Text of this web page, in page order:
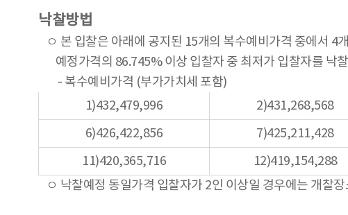
낙찰방법
ㅇ 본 입찰은 아래에 공지된 15개의 복수예비가격 중에서 4
예정가격의 86.745% 이상 입찰자 중 최저가 입찰자를 낙
- 복수예비가격 (부가가치세 포함)
1)432,479,996
2)431,268,568
6)426,422,856
7)425,211,428
11)420,365,716
12)419,154,288
ㅇ 낙찰예정 동일가격 입찰자가 2인 이상일 경우에는 개찰